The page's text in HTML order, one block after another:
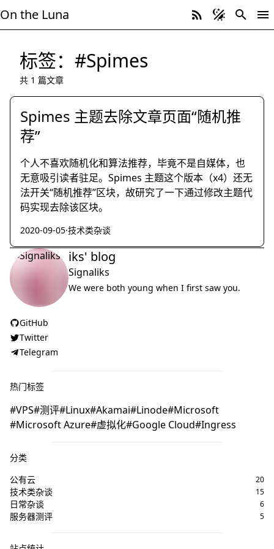
On the Luna
标签：#Spimes
共 1 篇文章
Spimes 主题去除文章页面“随机推
荐”
个人不喜欢随机化和算法推荐，毕竟不是自媒体，也
无意吸引读者驻足。Spimes 主题这个版本（x4）还无
法开关“随机推荐”区块，故研究了一下通过修改主题代
码实现去除该区块。
2020-09-05·技术类杂谈
iks' blog
Signaliks
We were both young when I first saw you.
GitHub
Twitter
Telegram
热门标签
VPS 测评 Linux Akamai Linode Microsoft
Microsoft Azure 虚拟化 Google Cloud Ingress
分类
公有云
20
技术类杂谈 15
日常杂谈 6
服务器测评 5